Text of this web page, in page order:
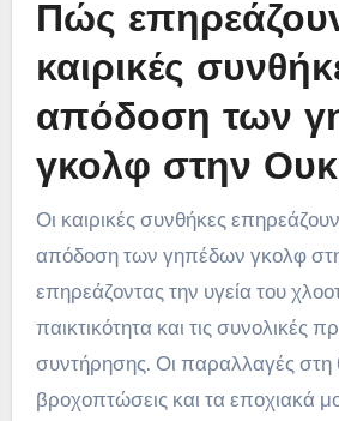
Πώς
καιρικές
απόδοση των
γκολφ στην
Οι καιρικές συνθήκες
απόδοση των γηπέδων γκολφ
επηρεάζοντας την υγεία του
παικτικότητα και τις συνολικές
συντήρησης. Οι παραλλαγές στη
βροχοπτώσεις και τα εποχιακά